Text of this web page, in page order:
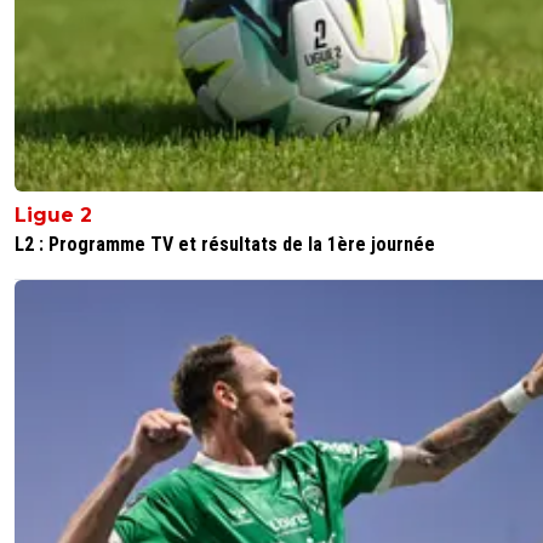
pleine reconstruction
Face au PSG qui a largement fait tourner (ex
titu), ils peuvent terminer jusqu'à 12 pts.
0 Répondre
dijaya 14 mai 2026 à 9:42 + 2165
Réflexion factuelle.
Suffit de regarder la répartition du temps de
compos en L1.
Maintenant rage en silence stp avec ton club
trompettes.
Continue à vivre le foot par procuration. Le
rien avoir dans votre purge.
Ligue 2
L2 : Programme TV et résultats de la 1ère journée